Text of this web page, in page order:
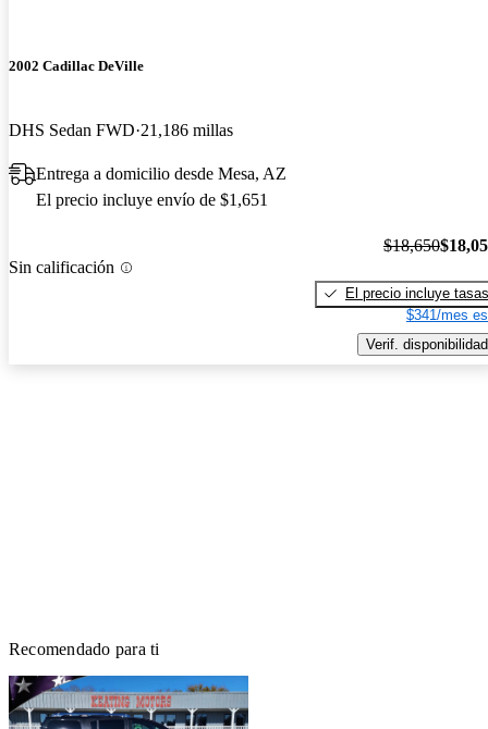
2002 Cadillac DeVille
DHS Sedan FWD 21,186 millas
Entrega a domicilio desde Mesa, AZ
El precio incluye envío de $1,651
Sin calificación
$18,650
El precio incluye tasas
$341/mes
Verif. disponibilidad
Recomendado para ti